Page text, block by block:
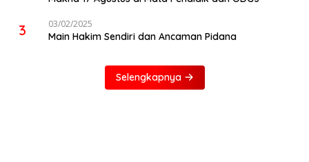
3 03/02/2025
Main Hakim Sendiri dan Ancaman Pidana
Selengkapnya